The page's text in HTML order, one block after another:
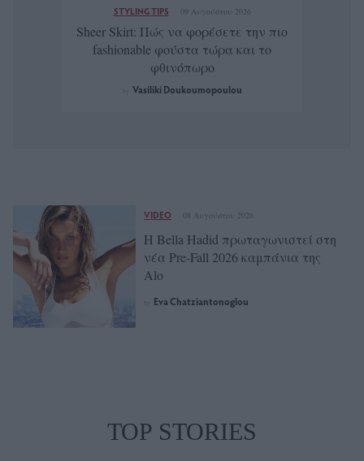
STYLING TIPS 09 Αυγούστου 2026
Sheer Skirt: Πώς να φορέσετε την πιο
fashionable φούστα τώρα και το
φθινόπωρο
Vasiliki Doukoumopoulou
VIDEO 08 Αυγούστου 2026
Η Bella Hadid πρωταγωνιστεί στη
νέα Pre-Fall 2026 καμπάνια της
Alo
Eva Chatziantonoglou
TOP STORIES